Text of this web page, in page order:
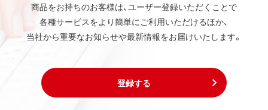
商品をお持ちのお客様は、ユーザー登録いただくことで
各種サービスをより簡単にご利用いただけるほか、
当社から重要なお知らせや最新情報をお届けいたします。
登録する